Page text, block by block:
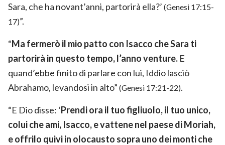
Sara, che ha novant’anni, partorirà ella?’ (Genesi 17:15-
17)”.
“Ma fermerò il mio patto con Isacco che Sara ti
partorirà in questo tempo, l’anno venture. E
quand’ebbe finito di parlare con lui, Iddio lasciò
Abrahamo, levandosi in alto” (Genesi 17:21-22).
“E Dio disse: ‘Prendi ora il tuo figliuolo, il tuo unico,
colui che ami, Isacco, e vattene nel paese di Moriah,
e offrilo quivi in olocausto sopra uno dei monti che